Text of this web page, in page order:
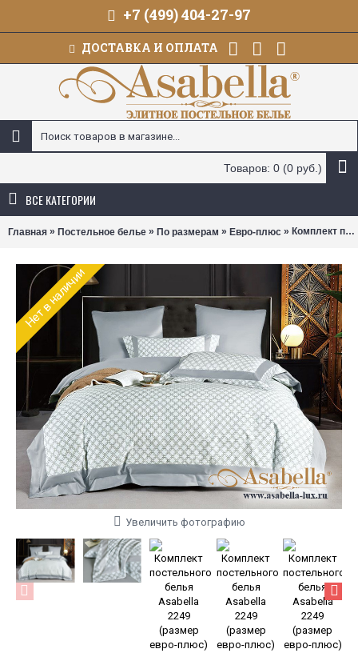
+7 (499) 404-27-97
ДОСТАВКА И ОПЛАТА
Товаров: 0 (0 руб.)
ВСЕ КАТЕГОРИИ
Главная » Постельное белье » По размерам » Евро-плюс » Комплект постельного белья Asabella 2249 (размер евро-плюс)
Нет в наличии
Увеличить фотографию